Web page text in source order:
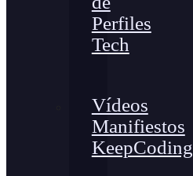
Perfiles
Tech
Vídeos
Manifiestos
KeepCoding